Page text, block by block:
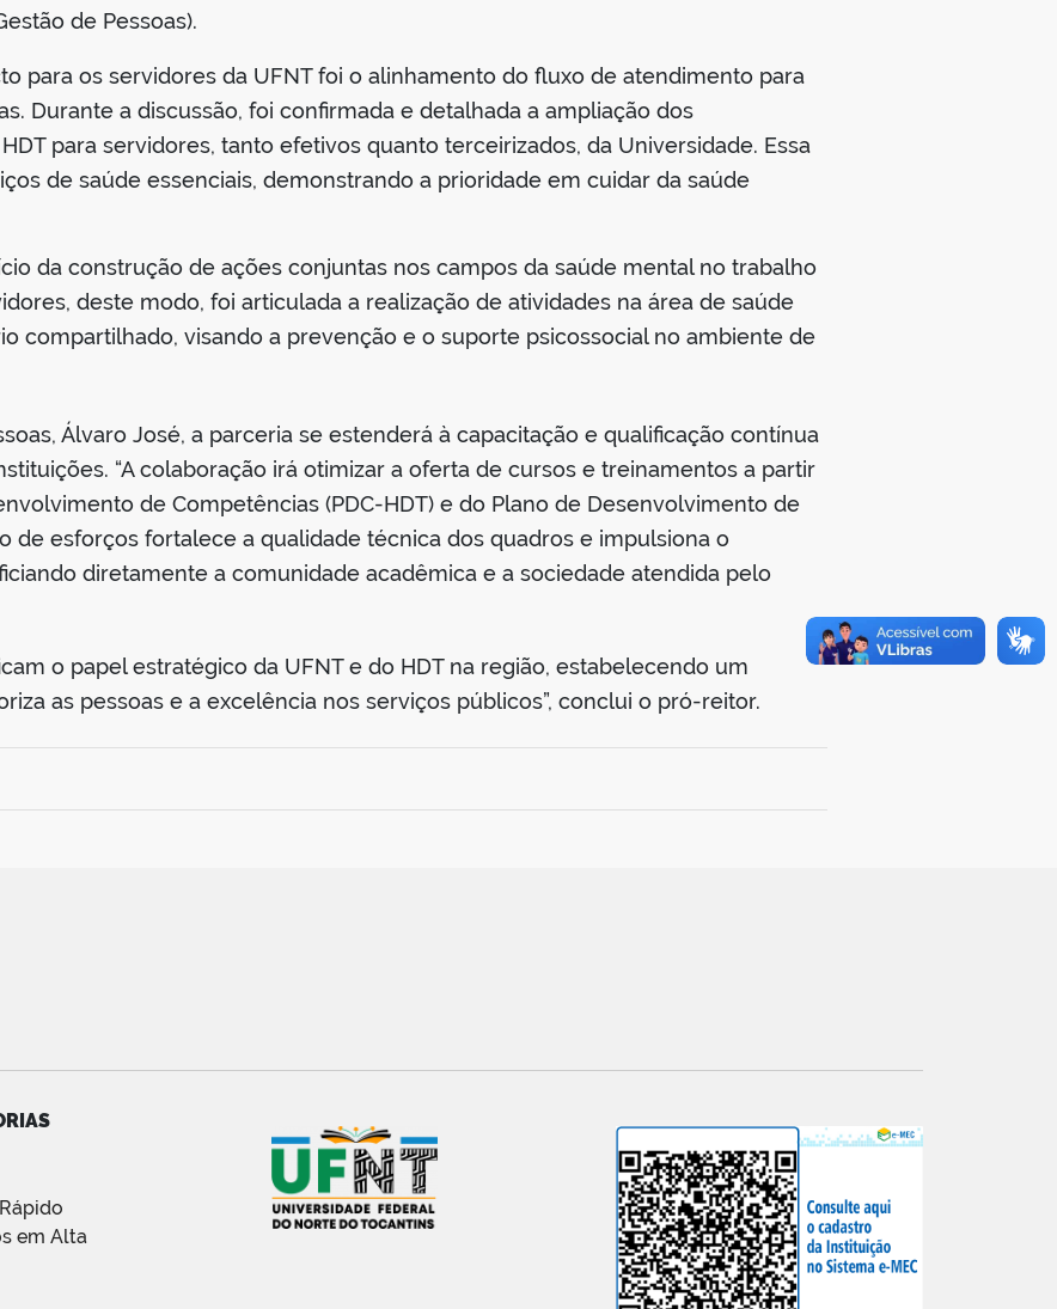
de Pessoas).
para os servidores da UFNT foi o alinhamento do fluxo de atendimento para
Durante a discussão, foi confirmada e detalhada a ampliação dos
para servidores, tanto efetivos quanto terceirizados, da Universidade. Essa
de saúde essenciais, demonstrando a prioridade em cuidar da saúde
da construção de ações conjuntas nos campos da saúde mental no trabalho
deste modo, foi articulada a realização de atividades na área de saúde
compartilhado, visando a prevenção e o suporte psicossocial no ambiente de
Álvaro José, a parceria se estenderá à capacitação e qualificação contínua
“A colaboração irá otimizar a oferta de cursos e treinamentos a partir
de Competências (PDC-HDT) e do Plano de Desenvolvimento de
de esforços fortalece a qualidade técnica dos quadros e impulsiona o
diretamente a comunidade acadêmica e a sociedade atendida pelo
o papel estratégico da UFNT e do HDT na região, estabelecendo um
as pessoas e a excelência nos serviços públicos”, conclui o pró-reitor.
em Alta